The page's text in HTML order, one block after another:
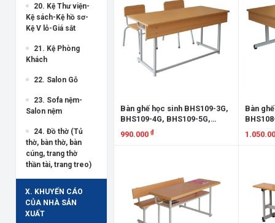
20. Kệ Thư viện-
Kệ sách-Kệ hồ sơ-
Kệ V lỗ-Giá sắt
21. Kệ Phòng
Khách
22. Salon Gỗ
23. Sofa nệm-
Salon nệm
24. Đồ thờ (Tủ
thờ, bàn thờ, bàn
cúng, trang thờ
thần tài, trang treo)
X. KHUYẾN CÁO
CỦA NHÀ SẢN
XUẤT
Bàn ghế học sinh BHS109-3G,
BHS109-4G, BHS109-5G,
BHS109-6G, GHS109-3G,
GHS109-4G, GHS109-5G,
990.000 ₫
Bàn